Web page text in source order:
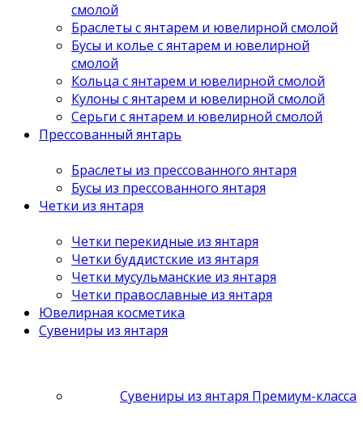
смолой
Браслеты с янтарем и ювелирной смолой
Бусы и колье с янтарем и ювелирной
смолой
Кольца с янтарем и ювелирной смолой
Кулоны с янтарем и ювелирной смолой
Серьги с янтарем и ювелирной смолой
Прессованный янтарь
Браслеты из прессованного янтаря
Бусы из прессованного янтаря
Четки из янтаря
Четки перекидные из янтаря
Четки буддистские из янтаря
Четки мусульманские из янтаря
Четки православные из янтаря
Ювелирная косметика
Сувениры из янтаря
Сувениры из янтаря Премиум-класса